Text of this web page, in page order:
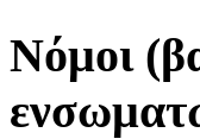
Νόμοι